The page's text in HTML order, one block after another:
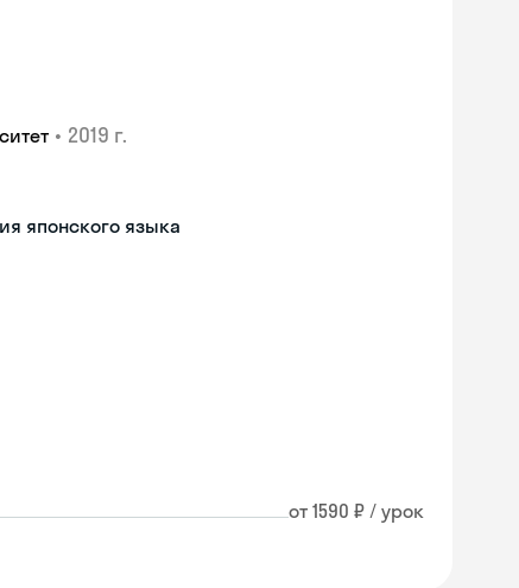
• 2019 г.
японского языка
от 1590 ₽ / урок